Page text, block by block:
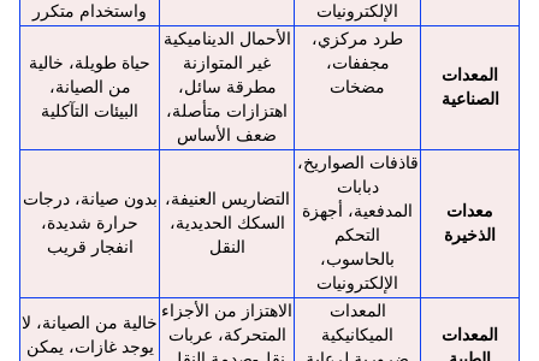
الإلكترونيات
واستخدام متكرر
المعدات
الصناعية
طرد مركزي،
مجففات،
مضخات
الأحمال الديناميكية
غير المتوازنة
مطرقة سائل،
اهتزازات متأصلة،
ضعف الأساس
حياة طويلة، خالية
من الصيانة،
البيئات التآكلية
معدات
الذخيرة
قاذفات الصواريخ،
دبابات
المدفعية، أجهزة
التحكم
بالحاسوب،
الإلكترونيات
التضاريس العنيفة،
السكك الحديدية،
النقل
بدون صيانة، درجات
حرارة شديدة،
انفجار قريب
المعدات
المعدات
الميكانيكية
الاهتزاز من الأجزاء
المتحركة، عربات
خالية من الصيانة، لا
يوجد غازات، يمكن